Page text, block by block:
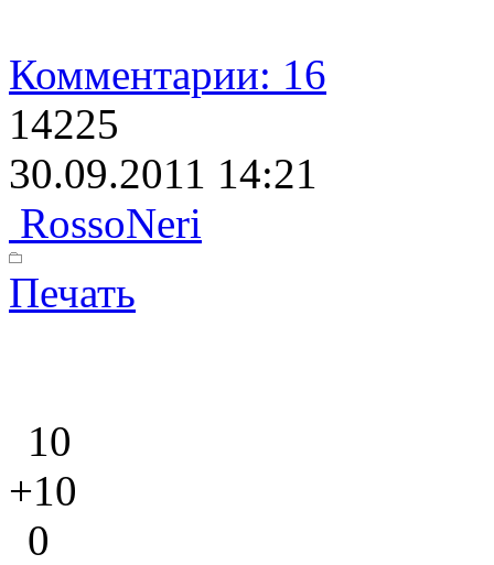
Комментарии: 16
14225
30.09.2011 14:21
RossoNeri
Печать
10
+10
0